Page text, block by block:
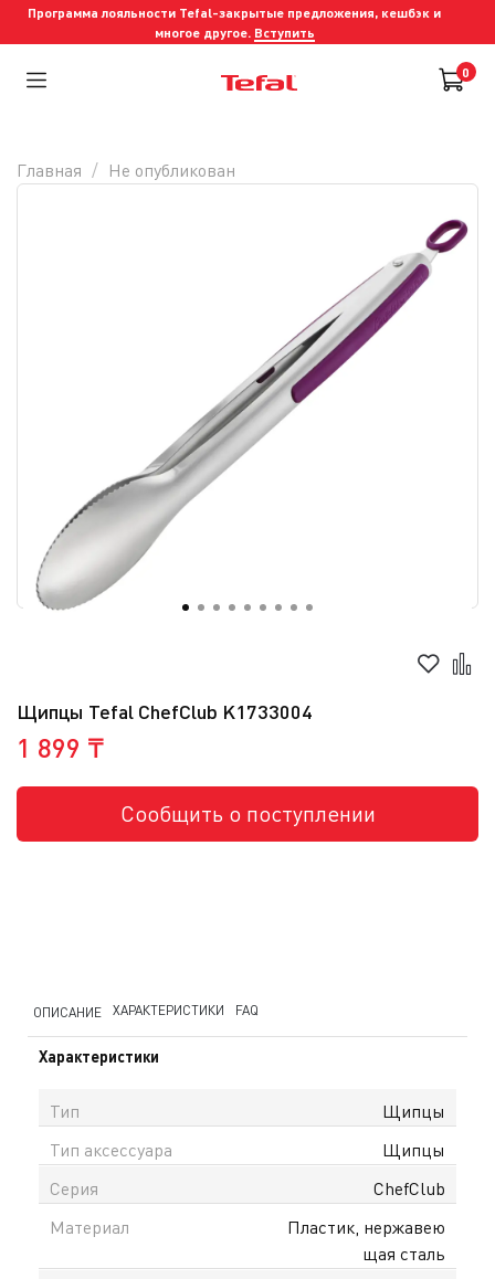
Программа лояльности Tefal-закрытые предложения, кешбэк и
многое другое. Вступить
0
Щипцы Tefal ChefClub K1733004
1 899 ₸
Сообщить о поступлении
Главная Не опубликован
ОПИСАНИЕ ХАРАКТЕРИСТИКИ FAQ
Характеристики
Тип
Щипцы
Тип аксессуара
Щипцы
Серия
ChefСlub
Материал
Пластик, нержавею
щая сталь